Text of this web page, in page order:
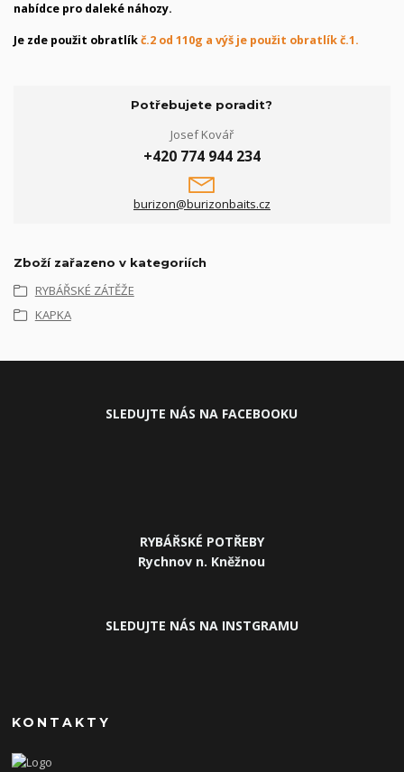
nabídce pro daleké náhozy.
Je zde použit obratlíkč.2 od 110g a výš je použit obratlík č.1.
Potřebujete poradit?
Josef Kovář
+420 774 944 234
burizon@burizonbaits.cz
Zboží zařazeno v kategoriích
RYBÁŘSKÉ ZÁTĚŽE
KAPKA
SLEDUJTE NÁS NA FACEBOOKU
RYBÁŘSKÉ POTŘEBY
Rychnov n. Kněžnou
SLEDUJTE NÁS NA INSTGRAMU
KONTAKTY